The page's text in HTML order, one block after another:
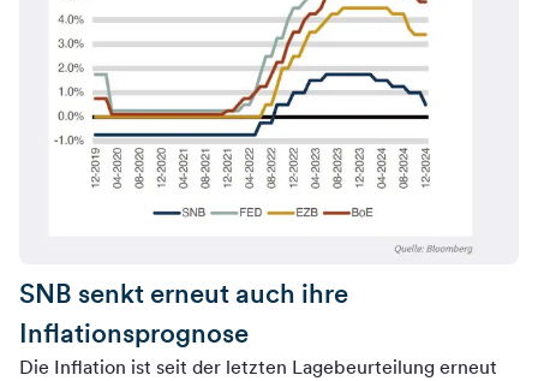
SNB senkt erneut auch ihre
Inflationsprognose
Die Inflation ist seit der letzten Lagebeurteilung erneut